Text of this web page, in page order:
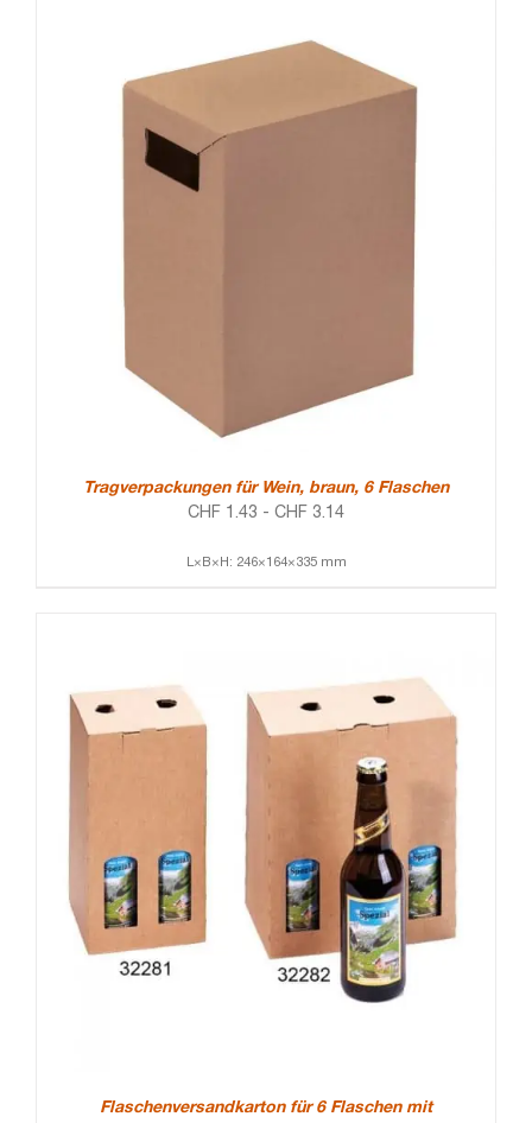
Tragverpackungen für Wein, braun, 6 Flaschen
CHF 1.43 - CHF 3.14
L×B×H: 246×164×335 mm
Flaschenversandkarton für 6 Flaschen mit